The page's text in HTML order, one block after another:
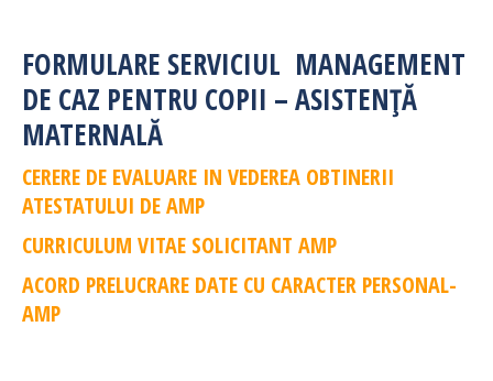
FORMULARE SERVICIUL MANAGEMENT
DE CAZ PENTRU COPII – ASISTENȚĂ
MATERNALĂ
CERERE DE EVALUARE IN VEDEREA OBTINERII
ATESTATULUI DE AMP
CURRICULUM VITAE SOLICITANT AMP
ACORD PRELUCRARE DATE CU CARACTER PERSONAL-
AMP